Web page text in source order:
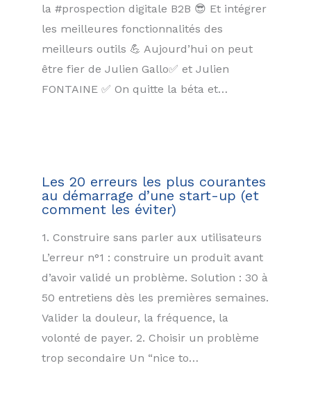
la #prospection digitale B2B 😎 Et intégrer
les meilleures fonctionnalités des
meilleurs outils 💪 Aujourd’hui on peut
être fier de Julien Gallo✅ et Julien
FONTAINE ✅ On quitte la béta et…
Les 20 erreurs les plus courantes
au démarrage d’une start-up (et
comment les éviter)
1. Construire sans parler aux utilisateurs
L’erreur n°1 : construire un produit avant
d’avoir validé un problème. Solution : 30 à
50 entretiens dès les premières semaines.
Valider la douleur, la fréquence, la
volonté de payer. 2. Choisir un problème
trop secondaire Un “nice to…